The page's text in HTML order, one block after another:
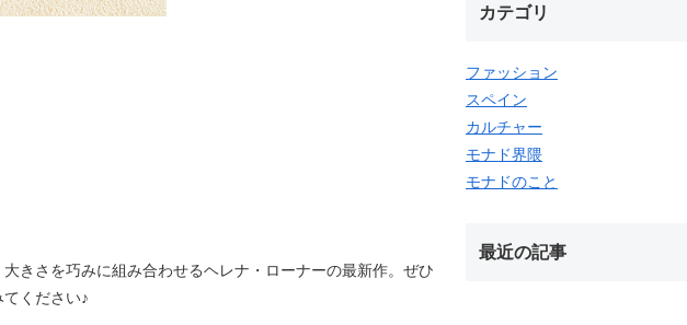
きさを巧みに組み合わせるヘレナ・ローナーの最新作。ぜひ
ください♪
カテゴリ
ファッション
スペイン
カルチャー
モナド界隈
モナドのこと
最近の記事